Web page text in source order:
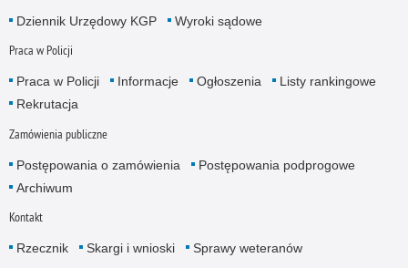
Dziennik Urzędowy KGP Wyroki sądowe
Praca w Policji
Praca w Policji Informacje Ogłoszenia
Listy rankingowe
Rekrutacja
Zamówienia publiczne
Postępowania o zamówienia
Postępowania podprogowe
Archiwum
Kontakt
Rzecznik Skargi i wnioski Sprawy weteranów